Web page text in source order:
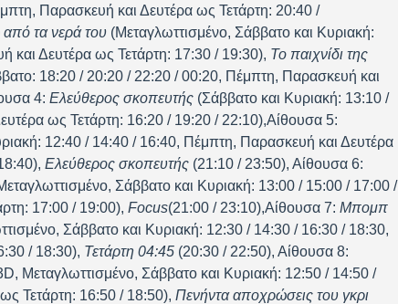
Παρασκευή και Δευτέρα ως Τετάρτη: 20:40 /
τα νερά του (Μεταγλωττισμένο, Σάββατο και Κυριακή:
Δευτέρα ως Τετάρτη: 17:30 / 19:30), Το παιχνίδι της
18:20 / 20:20 / 22:20 / 00:20, Πέμπτη, Παρασκευή και
4: Ελεύθερος σκοπευτής (Σάββατο και Κυριακή: 13:10 /
ως Τετάρτη: 16:20 / 19:20 / 22:10),Αίθουσα 5:
12:40 / 14:40 / 16:40, Πέμπτη, Παρασκευή και Δευτέρα
Ελεύθερος σκοπευτής (21:10 / 23:50), Αίθουσα 6:
Σάββατο και Κυριακή: 13:00 / 15:00 / 17:00 /
17:00 / 19:00), Focus(21:00 / 23:10),Αίθουσα 7: Μπομπ
Σάββατο και Κυριακή: 12:30 / 14:30 / 16:30 / 18:30,
/ 18:30), Τετάρτη 04:45 (20:30 / 22:50), Αίθουσα 8:
Μεταγλωττισμένο, Σάββατο και Κυριακή: 12:50 / 14:50 /
Τετάρτη: 16:50 / 18:50), Πενήντα αποχρώσεις του γκρι